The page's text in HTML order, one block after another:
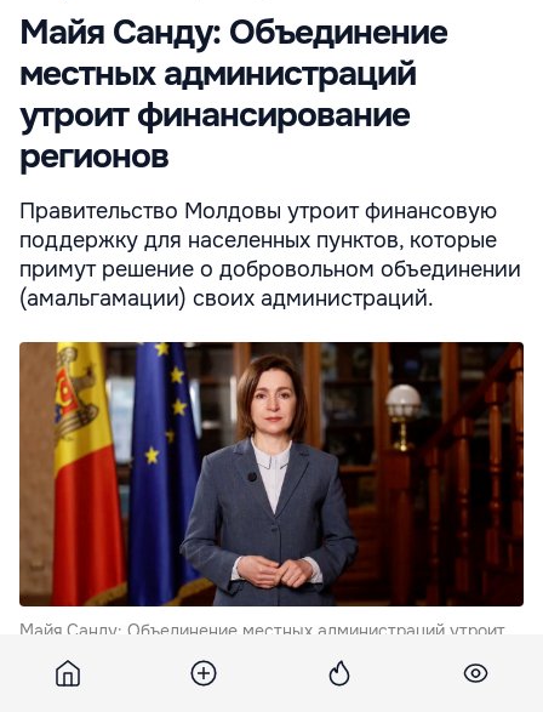
Майя Санду: Объединение
местных администраций
утроит финансирование
регионов
Правительство Молдовы утроит финансовую
поддержку для населенных пунктов, которые
примут решение о добровольном объединении
(амальгамации) своих администраций.
Майя Санду: Объединение местных администраций утроит